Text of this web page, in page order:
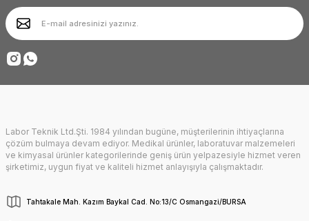
Ürün fiyatı diğer sitelerden daha pahalı.
Bu ürüne benzer farklı alternatifler olmalı.
Gönder
Deneyimini Paylaş
Labor Teknik Ltd.Şti. 1984 yılından bugüne, müşterilerinin ihtiyaçlarına
çözüm bulmaya devam ediyor. Medikal ürünler, laboratuvar malzemeleri
ve kimyasal ürünler kategorilerinde geniş ürün yelpazesiyle hizmet veren
şirketimiz, uygun fiyat ve kaliteli hizmet anlayışıyla çalışmaktadır.
Tahtakale Mah. Kazım Baykal Cad. No:13/C Osmangazi/BURSA